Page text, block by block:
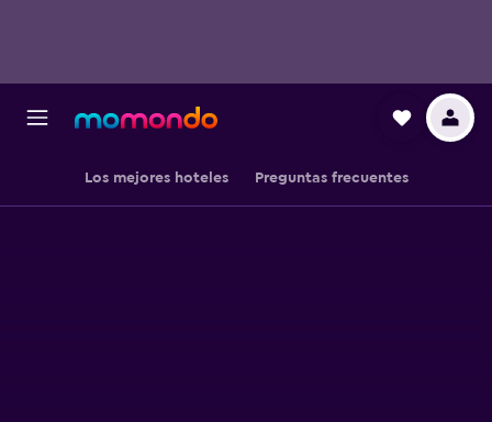
Los mejores hoteles Preguntas frecuentes